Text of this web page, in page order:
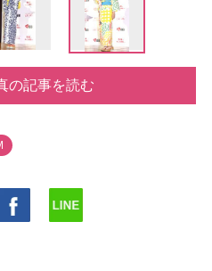
の記事を読む